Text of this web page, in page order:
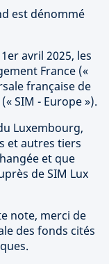
est dénommé
avril 2025, les
France («
française de
SIM - Europe »).
Luxembourg,
et autres tiers
et que
de SIM Lux
note, merci de
des fonds cités